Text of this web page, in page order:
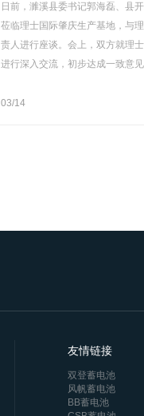
日前，濉溪县委书记郭海磊、县
莅临理士国际肇庆生产基地，与
责人进行座谈。会上，双方就理
进行深入交流，初步达成一致意见
03/14
友情链接
双登蓄电池
风帆蓄电池
BB蓄电池